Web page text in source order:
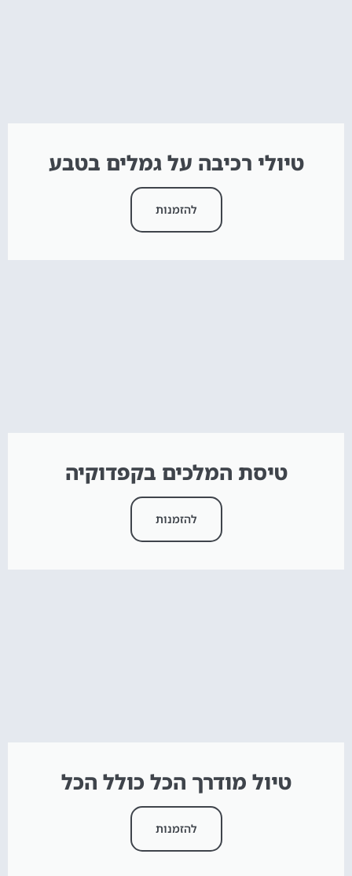
טיולי רכיבה על גמלים בטבע
להזמנות
טיסת המלכים בקפדוקיה
להזמנות
טיול מודרך הכל כולל הכל
להזמנות